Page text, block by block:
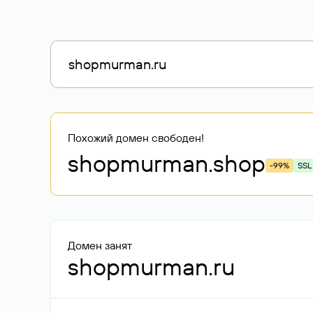
Похожий домен свободен!
shopmurman.shop -99%
Домен занят
shopmurman.ru